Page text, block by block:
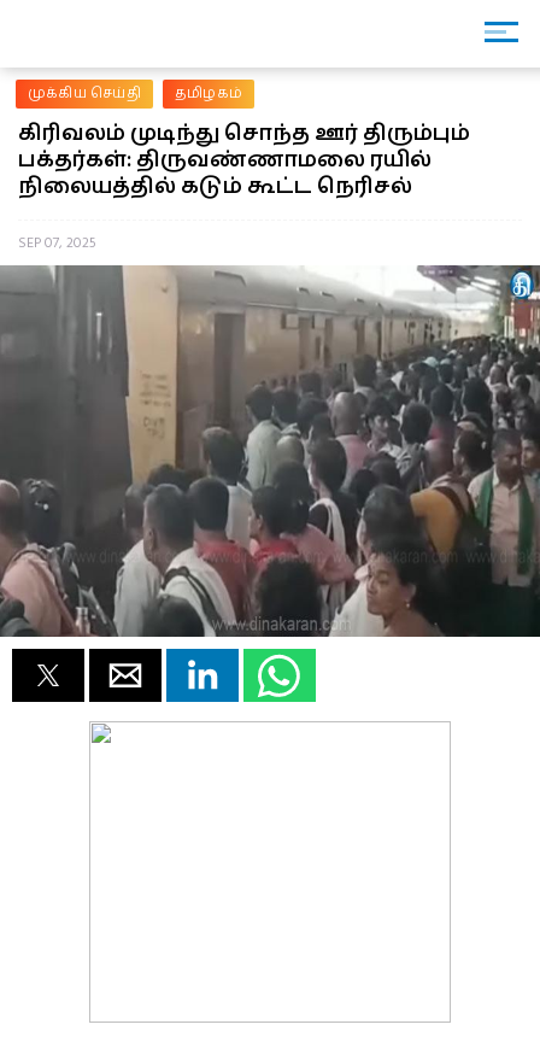
முக்கிய செய்தி தமிழகம்
கிரிவலம் முடிந்து சொந்த ஊர் திரும்பும்
பக்தர்கள்: திருவண்ணாமலை ரயில்
நிலையத்தில் கடும் கூட்ட நெரிசல்
SEP 07, 2025